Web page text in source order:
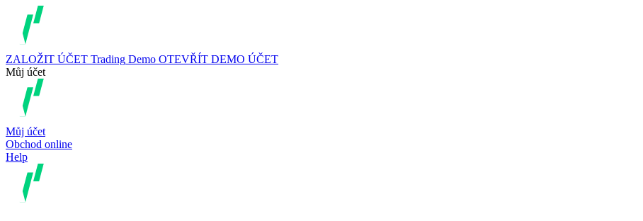
ZALOŽIT ÚČET Trading Demo OTEVŘÍT DEMO ÚČET
Můj účet
Můj účet
Obchod online
Help